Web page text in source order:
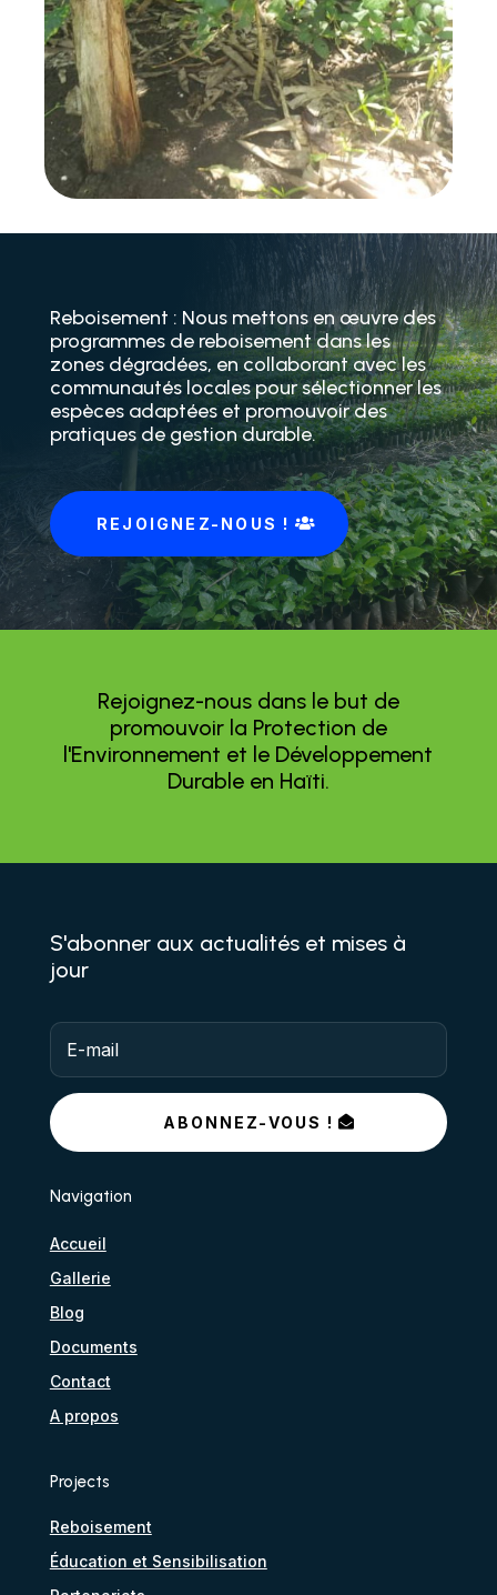
Reboisement : Nous mettons en œuvre des
programmes de reboisement dans les
zones dégradées, en collaborant avec les
communautés locales pour sélectionner les
espèces adaptées et promouvoir des
pratiques de gestion durable.
REJOIGNEZ-NOUS !
Rejoignez-nous dans le but de
promouvoir la Protection de
l'Environnement et le Développement
Durable en Haïti.
S'abonner aux actualités et mises à
jour
ABONNEZ-VOUS !
Navigation
Accueil
Gallerie
Blog
Documents
Contact
A propos
Projects
Reboisement
Éducation et Sensibilisation